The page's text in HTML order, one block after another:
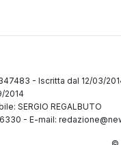
- Iscritta dal 12/03/
2014
SERGIO REGALBUTO
- E-mail: